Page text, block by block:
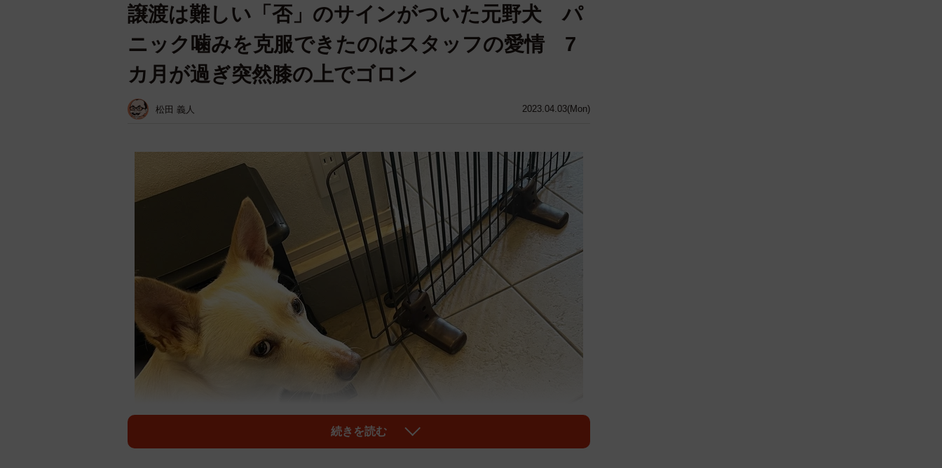
2023.04.03(Mon)
譲渡は難しい「否」のサインがついた元野犬 パ
ニック噛みを克服できたのはスタッフの愛情 7
カ月が過ぎ突然膝の上でゴロン
松田 義人
続きを読む